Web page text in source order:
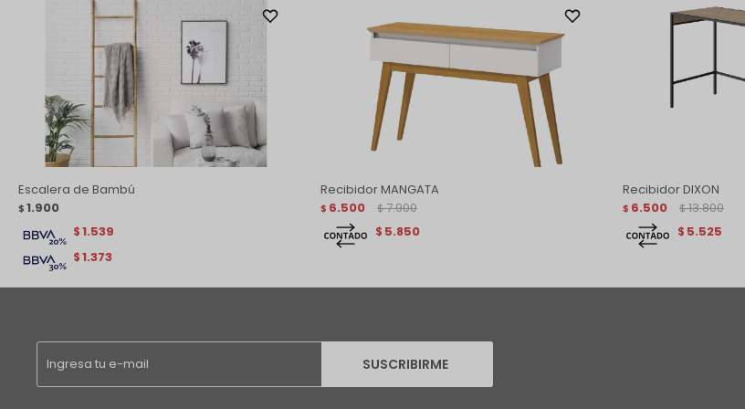
Escalera de Bambú
$ 1.900
$1.373
$1.539
Recibidor MANGATA
$ 6.500 $ 7.900
$ 5.850
Recibidor DIXON
$ 6.500 $ 13.800
$ 5.525
SUSCRIBIRME